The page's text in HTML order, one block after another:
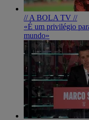
// A BOLA TV //
«É um privilégio
mundo»